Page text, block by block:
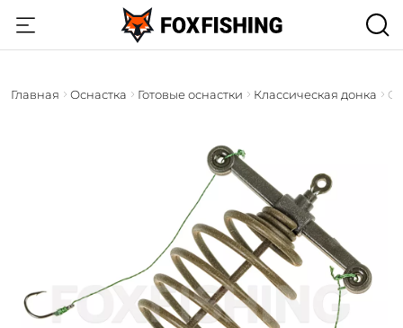
Главная Оснастка Готовые оснастки Классическая донка